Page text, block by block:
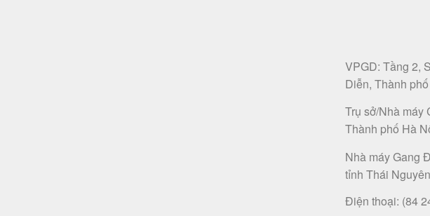
VPGD: Tầng 2,
Diễn, Thành
Trụ sở/Nhà máy
Thành phố Hà
Nhà máy Gang
tỉnh Thái Nguyên
Điện thoại: (84